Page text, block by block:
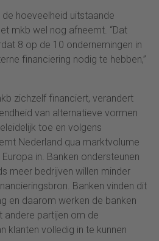
hoeveelheid uitstaande
mkb wel nog afneemt. “Dat
8 op de 10 ondernemingen in
financiering nodig te hebben,”
zichzelf financiert, verandert
van alternatieve vormen
toe en volgens
Nederland qua marktvolume
in. Banken ondersteunen
meer bedrijven willen minder
Banken vinden dit
en daarom werken de banken
andere partijen om de
klanten volledig in te kunnen